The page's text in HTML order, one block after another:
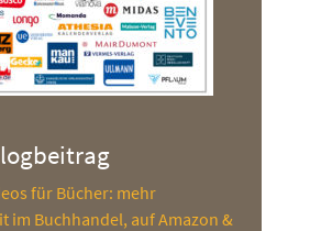
für Bücher: mehr
im Buchhandel, auf Amazon &